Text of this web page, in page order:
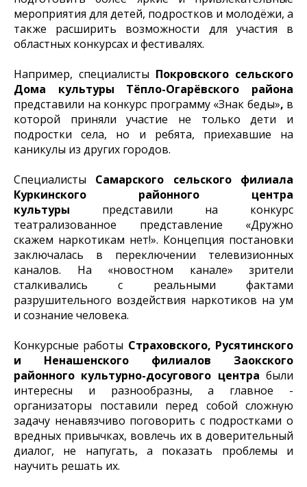
мероприятия для детей, подростков и молодёжи, а
также расширить возможности для участия в
областных конкурсах и фестивалях.
Например, специалисты Покровского сельского
Дома культуры Тёпло-Огарёвского района
представили на конкурс программу «Знак беды», в
которой приняли участие не только дети и
подростки села, но и ребята, приехавшие на
каникулы из других городов.
Специалисты Самарского сельского филиала
Куркинского районного центра
культуры представили на конкурс
театрализованное представление «Дружно
скажем наркотикам нет!». Концепция постановки
заключалась в переключении телевизионных
каналов. На «новостном канале» зрители
сталкивались с реальными фактами
разрушительного воздействия наркотиков на ум
и сознание человека.
Конкурсные работы Страховского, Русятинского
и Ненашенского филиалов Заокского
районного культурно-досугового центра были
интересны и разнообразны, а главное -
организаторы поставили перед собой сложную
задачу ненавязчиво поговорить с подростками о
вредных привычках, вовлечь их в доверительный
диалог, не напугать, а показать проблемы и
научить решать их.